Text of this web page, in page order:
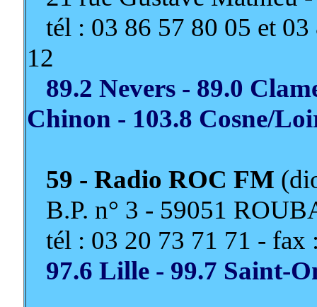
tél : 03 86 57 80 05 et
12
89.2 Nevers - 89.0
Chinon - 103.8 Cosne/
59 - Radio ROC FM
B.P. n° 3 - 59051
tél : 03 20 73 71 71 - fax
97.6 Lille - 99.7 Saint-